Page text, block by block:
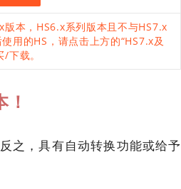
本，HS6.x系列版本且不与HS7.x
用的HS，请点击上方的“HS7.x及
下载。
之，具有自动转换功能或给予